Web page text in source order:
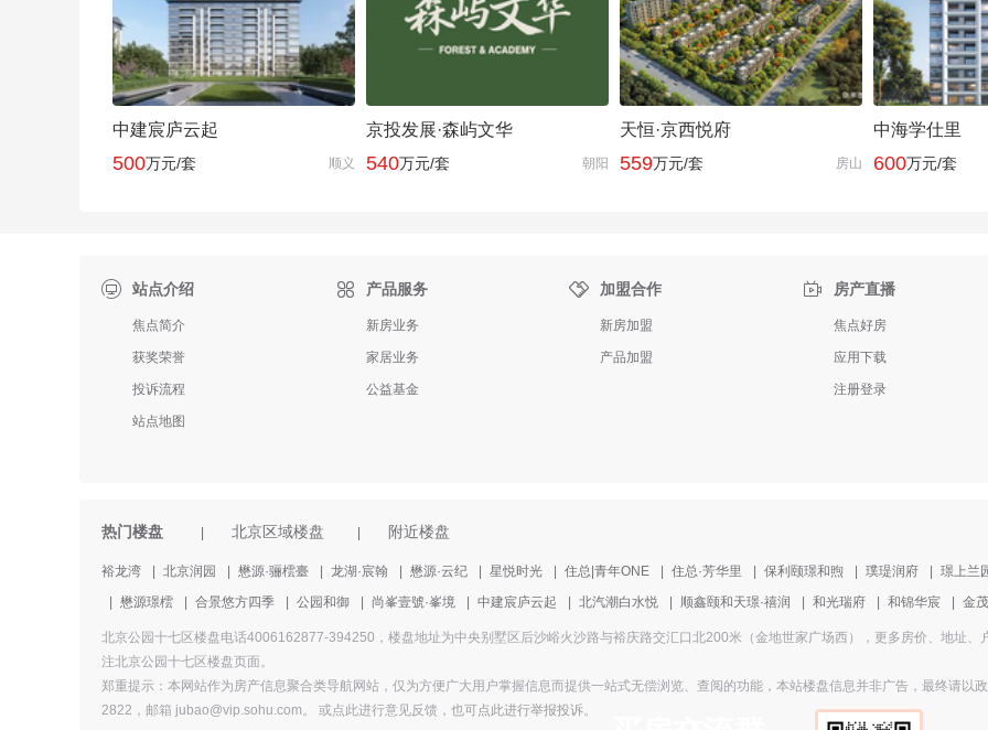
中建宸庐云起
500万元/套 顺义
京投发展·森屿文华
540万元/套 朝阳
天恒·京西悦府
559万元/套 房山
中海学仕里
600万元/套
站点介绍
焦点简介
获奖荣誉
投诉流程
站点地图
 产品服务
新房业务
家居业务
公益基金
 加盟合作
新房加盟
产品加盟
 房产直播
焦点好房
应用下载
注册登录
热门楼盘 北京区域楼盘 附近楼盘
裕龙湾 北京润园 懋源·骊橒臺 龙湖·宸翰 懋源·云纪 星悦时光 住总|青年ONE 住总·芳华里 保利颐璟和煦 璞瑅润府
璟上兰
懋源璟橒 合景悠方四季 公园和御 尚峯壹號·峯境 中建宸庐云起 北汽潮白水悦 顺鑫颐和天璟·禧润 和光瑞府 和锦华宸 金
北京公园十七区楼盘电话4006162877-394250，楼盘地址为中央别墅区后沙峪火沙路与裕庆路交汇口北200米（金地世家广场西），更多房价、地址
注北京公园十七区楼盘页面。
郑重提示：本网站作为房产信息聚合类导航网站，仅为方便广大用户掌握信息而提供一站式无偿浏览、查阅的功能，本站楼盘信息并非广告，最终请以
2822，邮箱 jubao@vip.sohu.com。 或点此进行意见反馈， 也可点此进行举报投诉。